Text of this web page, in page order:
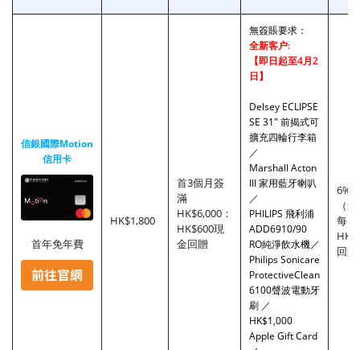
信銀國際Motion
信用卡
首年免年費
HK$1,800
首3個月簽
滿
HK$6,000：
HK$600現
金回贈
無簽賬要求 ：
全新客户:
【即日起至4月2
日】
Delsey ECLIPSE
SE 31" 前揭式可
擴充四輪行李箱
／
Marshall Acton
III 家用藍牙喇叭
／
PHILIPS 飛利浦
ADD6910/90
RO純淨飲水機／
Philips Sonicare
ProtectiveClean
6100聲波電動牙
刷 ／
HK$1,000
Apple Gift Card
6%
（
每月
回